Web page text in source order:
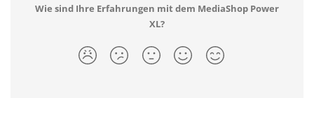
Wie sind Ihre Erfahrungen mit dem MediaShop Power
XL?